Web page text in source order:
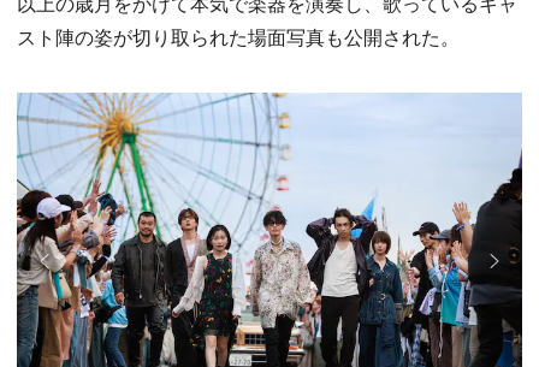
スト陣の姿が切り取られた場面写真も公開された。